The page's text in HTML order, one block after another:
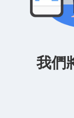
我們